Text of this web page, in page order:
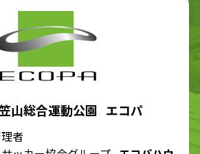
山総合運動公園 エコパ
者